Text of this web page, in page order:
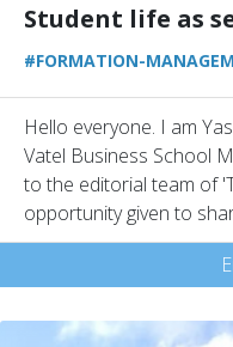
Student life as
#FORMATION-
Hello everyone. I am
Vatel Business School
to the editorial team of
opportunity given to